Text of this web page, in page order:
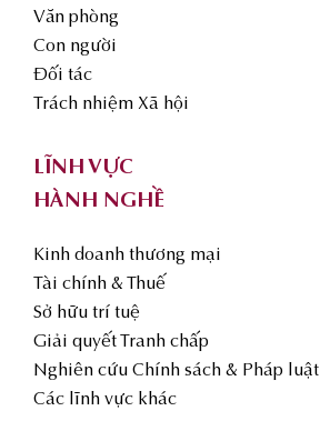
Văn phòng
Con người
Đối tác
Trách nhiệm Xã hội
LĨNH VỰC
HÀNH NGHỀ
Kinh doanh thương mại
Tài chính & Thuế
Sở hữu trí tuệ
Giải quyết Tranh chấp
Nghiên cứu Chính sách & Pháp luật
Các lĩnh vực khác